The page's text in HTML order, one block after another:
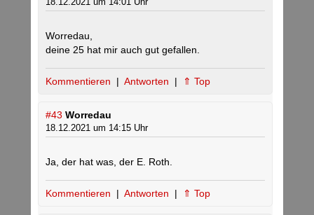
Worredau,
deine 25 hat mir auch gut gefallen.
Kommentieren | Antworten | ⇑ Top
#43 Worredau
18.12.2021 um 14:15 Uhr
Ja, der hat was, der E. Roth.
Kommentieren | Antworten | ⇑ Top